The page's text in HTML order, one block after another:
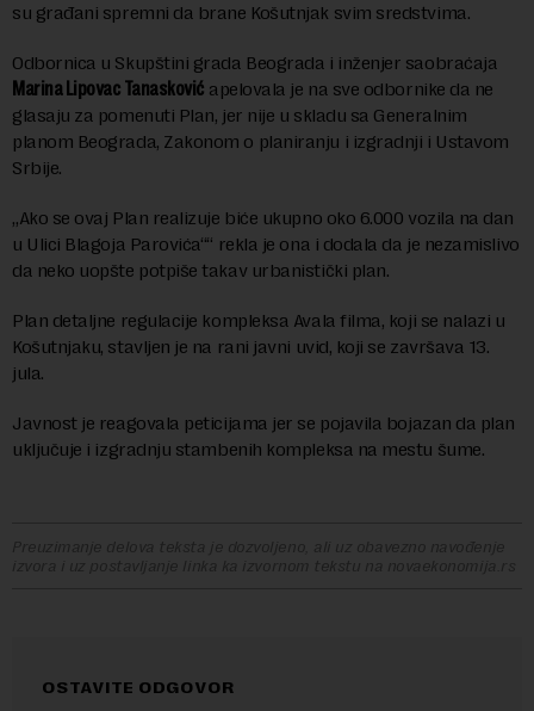
su građani spremni da brane Košutnjak svim sredstvima.
Odbornica u Skupštini grada Beograda i inženjer saobraćaja
Marina Lipovac Tanasković apelovala je na sve odbornike da ne
glasaju za pomenuti Plan, jer nije u skladu sa Generalnim
planom Beograda, Zakonom o planiranju i izgradnji i Ustavom
Srbije.
„Ako se ovaj Plan realizuje biće ukupno oko 6.000 vozila na dan
u Ulici Blagoja Parovića““ rekla je ona i dodala da je nezamislivo
da neko uopšte potpiše takav urbanistički plan.
Plan detaljne regulacije kompleksa Avala filma, koji se nalazi u
Košutnjaku, stavljen je na rani javni uvid, koji se završava 13.
jula.
Javnost je reagovala peticijama jer se pojavila bojazan da plan
uključuje i izgradnju stambenih kompleksa na mestu šume.
Preuzimanje delova teksta je dozvoljeno, ali uz obavezno navođenje
izvora i uz postavljanje linka ka izvornom tekstu na novaekonomija.rs
OSTAVITE ODGOVOR